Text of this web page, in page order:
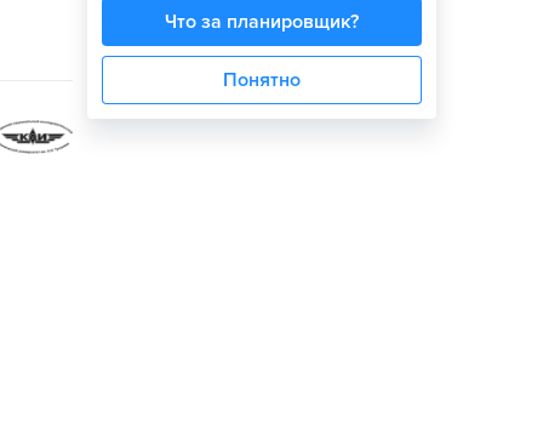
Что за планировщик?
Понятно